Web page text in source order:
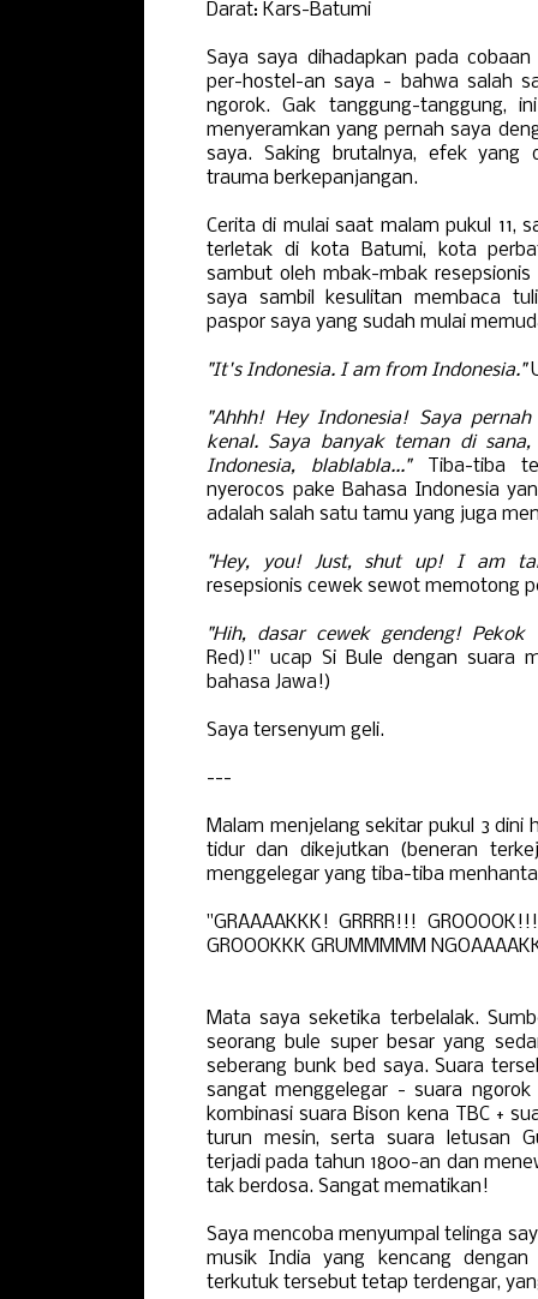
Darat: Kars-Batumi
Saya saya dihadapkan pada
per-hostel-an saya - bahwa salah
ngorok. Gak tanggung-tanggung,
menyeramkan yang pernah saya
saya. Saking brutalnya, efek yang
trauma berkepanjangan.
Cerita di mulai saat malam pukul 11,
terletak di kota Batumi, kota
sambut oleh mbak-mbak
saya sambil kesulitan membaca
paspor saya yang sudah mulai
"It's Indonesia. I am from Indonesia."
"Ahhh! Hey Indonesia! Saya
kenal. Saya banyak teman di
Indonesia, blablabla..."
Tiba-tiba
nyerocos pake Bahasa Indonesia
adalah salah satu tamu yang juga
"Hey, you! Just, shut up! I am
resepsionis cewek sewot memotong
"Hih, dasar cewek gendeng! Pekok
Red)!" ucap Si Bule dengan suara
bahasa Jawa!)
Saya tersenyum geli.
---
Malam menjelang sekitar pukul 3 dini
tidur dan dikejutkan (beneran
menggelegar yang tiba-tiba
"GRAAAAKKK! GRRRR!!!
GROOOKKK GRUMMMMM
Mata saya seketika terbelalak.
seorang bule super besar yang
seberang bunk bed saya. Suara
sangat menggelegar - suara
kombinasi suara Bison kena TBC +
turun mesin, serta suara letusan
terjadi pada tahun 1800-an dan
tak berdosa. Sangat mematikan!
Saya mencoba menyumpal telinga
musik India yang kencang
terkutuk tersebut tetap terdengar,